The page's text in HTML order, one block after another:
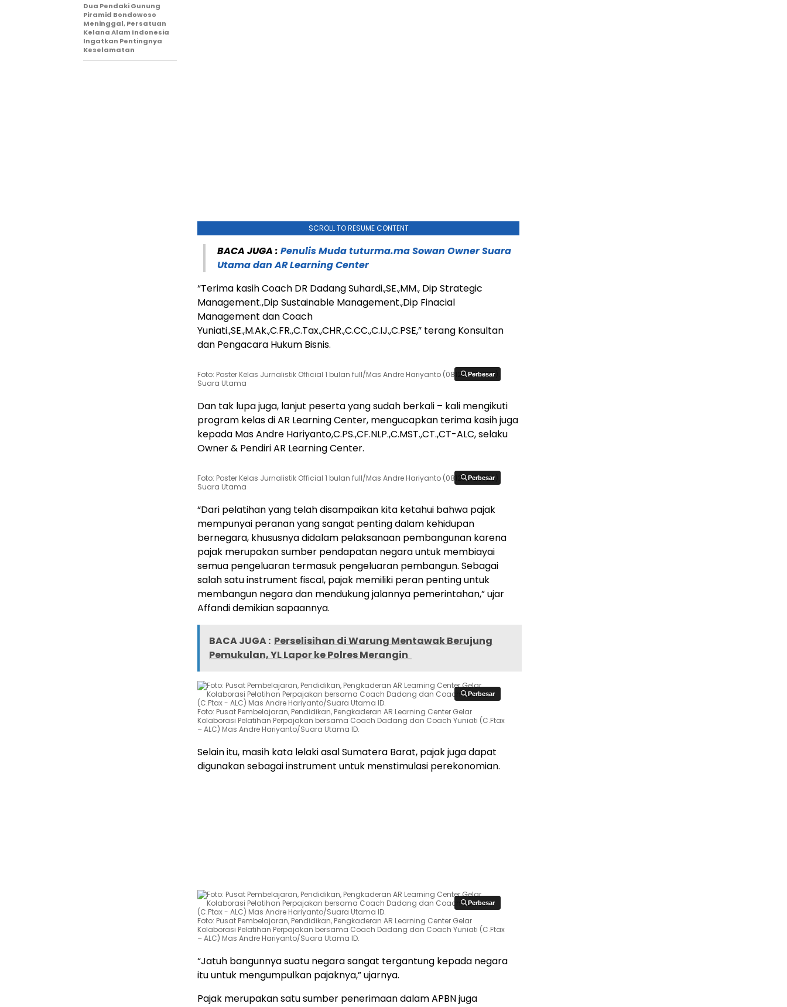
SCROLL TO RESUME CONTENT
BACA JUGA : Penulis Muda tuturma.ma Sowan Owner Suara
Utama dan AR Learning Center
“Terima kasih Coach DR Dadang Suhardi.,SE.,MM., Dip Strategic
Management.,Dip Sustainable Management.,Dip Finacial
Management dan Coach
Yuniati.,SE.,M.Ak.,C.FR.,C.Tax.,CHR.,C.CC.,C.IJ.,C.PSE,” terang Konsultan
dan Pengacara Hukum Bisnis.
Perbesar
Perbesar
Foto: Poster Kelas Jurnalistik Official 1 bulan full/Mas Andre Hariyanto (081232729720).
Suara Utama
Dan tak lupa juga, lanjut peserta yang sudah berkali – kali mengikuti
program kelas di AR Learning Center, mengucapkan terima kasih juga
kepada Mas Andre Hariyanto,C.PS.,CF.NLP.,C.MST.,CT.,CT-ALC, selaku
Owner & Pendiri AR Learning Center.
Perbesar
Perbesar
Foto: Poster Kelas Jurnalistik Official 1 bulan full/Mas Andre Hariyanto (081232729720).
Suara Utama
“Dari pelatihan yang telah disampaikan kita ketahui bahwa pajak
mempunyai peranan yang sangat penting dalam kehidupan
bernegara, khususnya didalam pelaksanaan pembangunan karena
pajak merupakan sumber pendapatan negara untuk membiayai
semua pengeluaran termasuk pengeluaran pembangun. Sebagai
salah satu instrument fiscal, pajak memiliki peran penting untuk
membangun negara dan mendukung jalannya pemerintahan,” ujar
Affandi demikian sapaannya.
BACA JUGA : Perselisihan di Warung Mentawak Berujung
Pemukulan, YL Lapor ke Polres Merangin
Perbesar
Perbesar
Foto: Pusat Pembelajaran, Pendidikan, Pengkaderan AR Learning Center Gelar
Kolaborasi Pelatihan Perpajakan bersama Coach Dadang dan Coach Yuniati (C.Ftax
– ALC) Mas Andre Hariyanto/Suara Utama ID.
Selain itu, masih kata lelaki asal Sumatera Barat, pajak juga dapat
digunakan sebagai instrument untuk menstimulasi perekonomian.
Perbesar
Perbesar
Foto: Pusat Pembelajaran, Pendidikan, Pengkaderan AR Learning Center Gelar
Kolaborasi Pelatihan Perpajakan bersama Coach Dadang dan Coach Yuniati (C.Ftax
– ALC) Mas Andre Hariyanto/Suara Utama ID.
“Jatuh bangunnya suatu negara sangat tergantung kepada negara
itu untuk mengumpulkan pajaknya,” ujarnya.
Pajak merupakan satu sumber penerimaan dalam APBN juga
Dua Pendaki Gunung
Piramid Bondowoso
Meninggal, Persatuan
Kelana Alam Indonesia
Ingatkan Pentingnya
Keselamatan